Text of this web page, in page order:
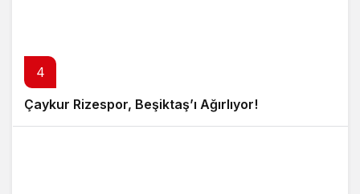
4
Çaykur Rizespor, Beşiktaş’ı Ağırlıyor!